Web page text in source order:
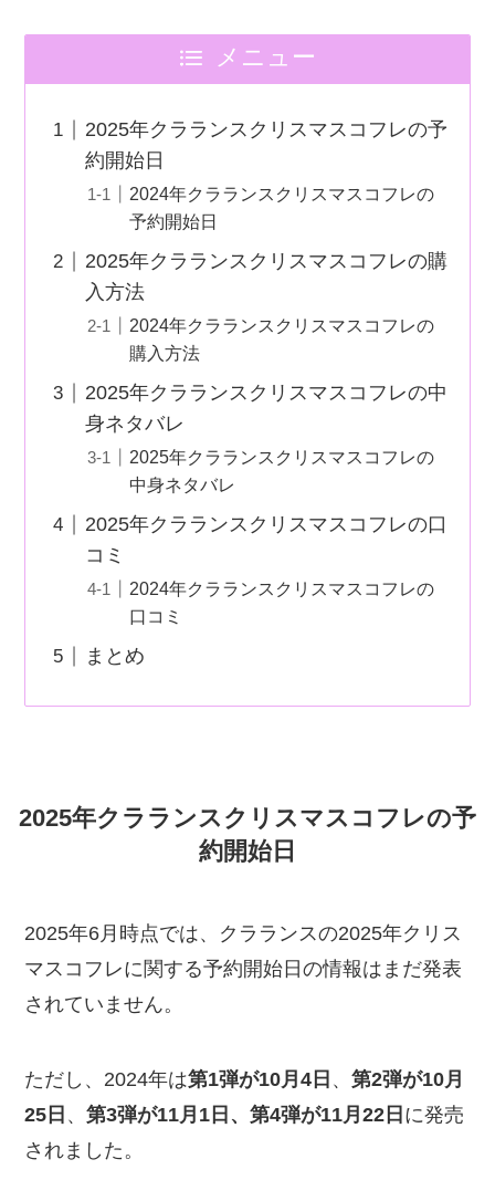
メニュー
2025年クラランスクリスマスコフレの予
約開始日
2024年クラランスクリスマスコフレの
予約開始日
2025年クラランスクリスマスコフレの購
入方法
2024年クラランスクリスマスコフレの
購入方法
2025年クラランスクリスマスコフレの中
身ネタバレ
2025年クラランスクリスマスコフレの
中身ネタバレ
2025年クラランスクリスマスコフレの口
コミ
2024年クラランスクリスマスコフレの
口コミ
まとめ
2025年クラランスクリスマスコフレの予
約開始日
2025年6月時点では、クラランスの2025年クリス
マスコフレに関する予約開始日の情報はまだ発表
されていません。
ただし、2024年は第1弾が10月4日 、第2弾が10月
25日 、第3弾が11月1日、第4弾が11月22日 に発売
されました。